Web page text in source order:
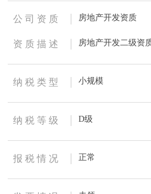
公 司 资 质 房地产开发资质
资 质 描 述 房地产开发二级资
纳 税 类 型 小规模
纳 税 等 级 D级
报 税 情 况 正常